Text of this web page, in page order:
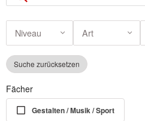
Niveau Art
Suche zurücksetzen
Fächer
Gestalten / Musik / Sport